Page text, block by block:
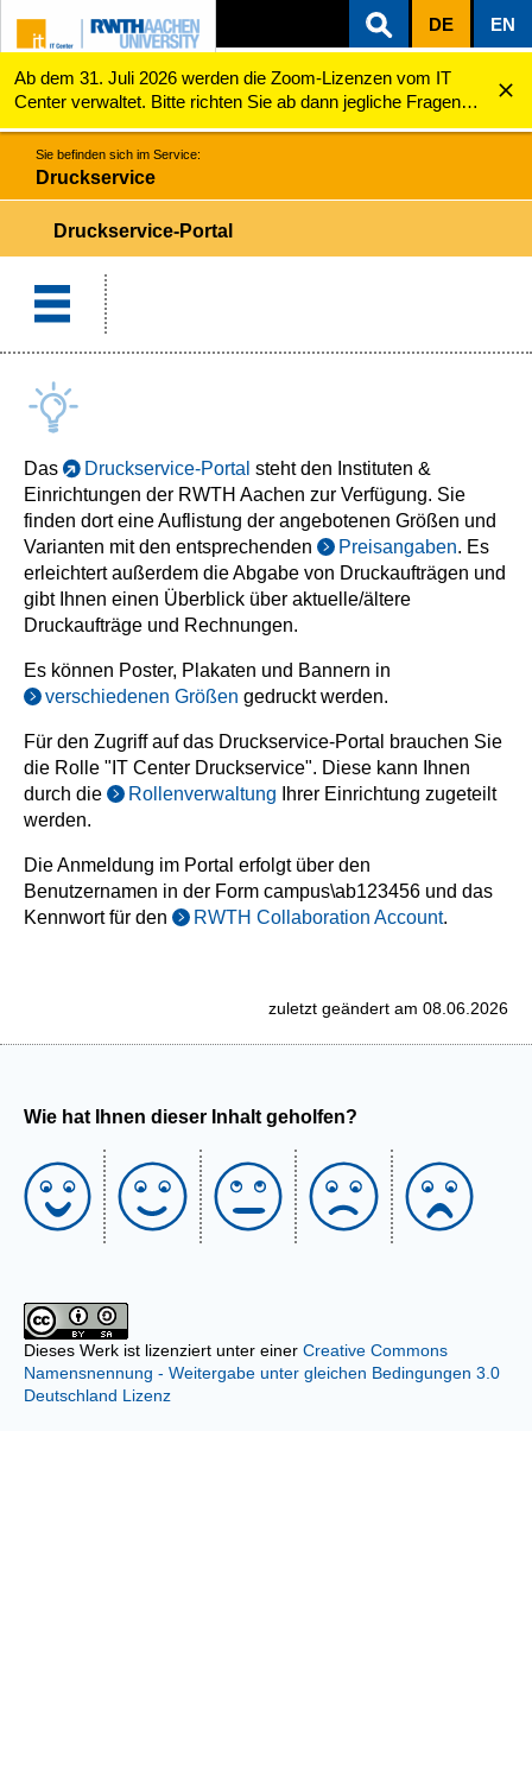
ZUM INHALTSBEREICH
ZUR HAUPTNAVIGATION
ZUR SUCHE
DE EN
Ab dem 31. Juli 2026 werden die Zoom-Lizenzen vom IT
Center verwaltet. Bitte richten Sie ab dann jegliche Fragen
zu den Zoom-Lizenzen (z.B. Probleme mit dem Login) an
servicedesk@itc.rwth-aachen.de.
Druckservice Druckservice-Portal
Sie befinden sich im Service:
Druckservice
Druckservice-Portal
Das Druckservice-Portal steht den Instituten &
Einrichtungen der RWTH Aachen zur Verfügung. Sie
finden dort eine Auflistung der angebotenen Größen und
Varianten mit den entsprechenden
Preisangaben. Es
erleichtert außerdem die Abgabe von Druckaufträgen und
gibt Ihnen einen Überblick über aktuelle/ältere
Druckaufträge und Rechnungen.
Es können Poster, Plakaten und Bannern in
verschiedenen Größen gedruckt werden.
Für den Zugriff auf das Druckservice-Portal brauchen Sie
die Rolle "IT Center Druckservice". Diese kann Ihnen
durch die
Rollenverwaltung Ihrer Einrichtung zugeteilt
werden.
Die Anmeldung im Portal erfolgt über den
Benutzernamen in der Form campus\ab123456 und das
Kennwort für den
RWTH Collaboration Account.
zuletzt geändert am 08.06.2026
Wie hat Ihnen dieser Inhalt geholfen?
Dieses Werk ist lizenziert unter einer Creative Commons
Namensnennung - Weitergabe unter gleichen Bedingungen 3.0
Deutschland Lizenz